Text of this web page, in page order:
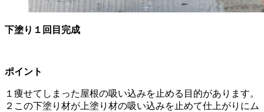
下塗り１回目完成
ポイント
１痩せてしまった屋根の吸い込みを止める目的があります。
２この下塗り材が上塗り材の吸い込みを止めて仕上がりにム